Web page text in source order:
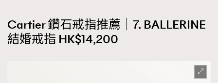
Cartier 鑽石戒指推薦｜7. BALLERINE
結婚戒指 HK$14,200